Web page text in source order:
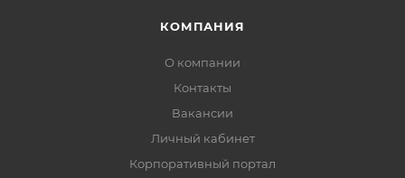
КОМПАНИЯ
О компании
Контакты
Вакансии
Личный кабинет
Корпоративный портал